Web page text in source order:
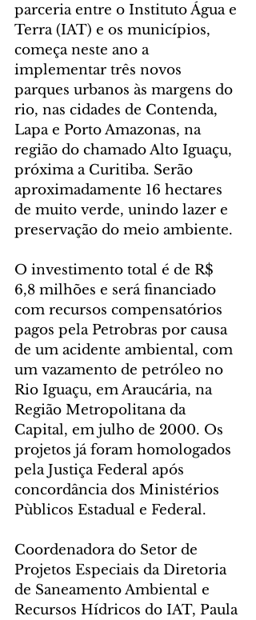
parceria entre o Instituto Água e
Terra (IAT) e os municípios,
começa neste ano a
implementar três novos
parques urbanos às margens do
rio, nas cidades de Contenda,
Lapa e Porto Amazonas, na
região do chamado Alto Iguaçu,
próxima a Curitiba. Serão
aproximadamente 16 hectares
de muito verde, unindo lazer e
preservação do meio ambiente.
O investimento total é de R$
6,8 milhões e será financiado
com recursos compensatórios
pagos pela Petrobras por causa
de um acidente ambiental, com
um vazamento de petróleo no
Rio Iguaçu, em Araucária, na
Região Metropolitana da
Capital, em julho de 2000. Os
projetos já foram homologados
pela Justiça Federal após
concordância dos Ministérios
Pùblicos Estadual e Federal.
Coordenadora do Setor de
Projetos Especiais da Diretoria
de Saneamento Ambiental e
Recursos Hídricos do IAT, Paula